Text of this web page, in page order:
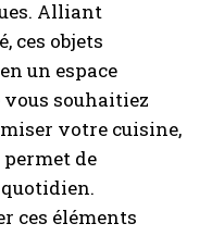
Alliant
ces objets
un espace
vous souhaitiez
votre cuisine,
de
ces éléments